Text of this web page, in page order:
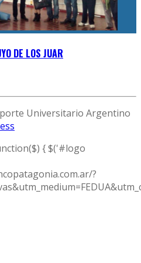
DE LOS JUAR
Universitario Argentino
{ $('#logo
?